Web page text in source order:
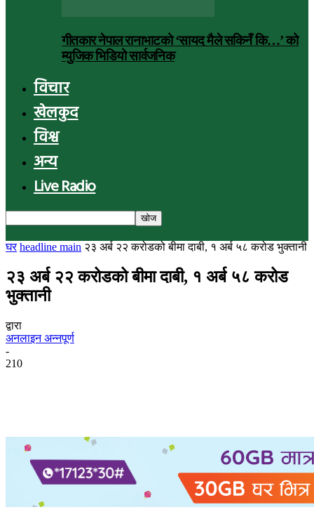
गीतकार नेपाल रानाभाटको ‘सायद मैले सकिनँ कि…’ को
म्युजिक भिडियो सार्वजनिक
विचार
खेलकुद
विश्व
अन्य
Live Radio
घर headline main २३ अर्ब २२ करोडको बीमा दाबी, १ अर्ब ५८ करोड भुक्तानी
२३ अर्ब २२ करोडको बीमा दाबी, १ अर्ब ५८ करोड
भुक्तानी
द्वारा
अनलाइन अन्नपूर्ण
-
210